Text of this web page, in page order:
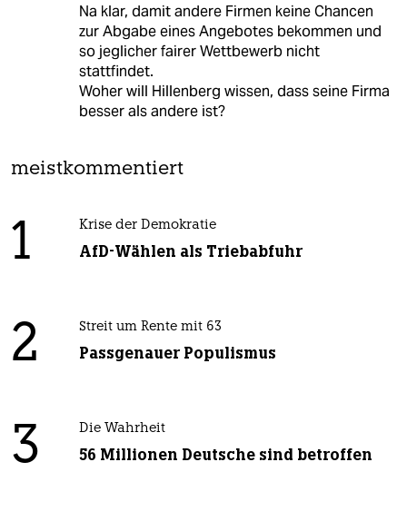
Na klar, damit andere Firmen keine Chancen
zur Abgabe eines Angebotes bekommen und
so jeglicher fairer Wettbewerb nicht
stattfindet.
Woher will Hillenberg wissen, dass seine Firma
besser als andere ist?
meistkommentiert
1 Krise der Demokratie
AfD-Wählen als Triebabfuhr
2 Streit um Rente mit 63
Passgenauer Populismus
3 Die Wahrheit
56 Millionen Deutsche sind betroffen